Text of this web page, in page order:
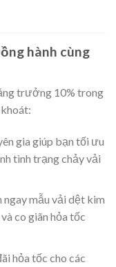
hành cùng
trưởng 10% trong
gia giúp bạn tối ưu
tình trạng chảy vải
mẫu vải dệt kim
co giãn hỏa tốc
hỏa tốc cho các